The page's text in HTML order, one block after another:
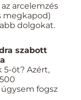
arcelemzés
megkapod)
dolgokat.
szabott
öt? Azért,
fogsz